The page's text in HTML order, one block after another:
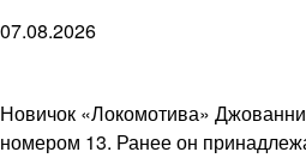
07.08.2026
Новичок «Локомотива»
номером 13. Ранее он